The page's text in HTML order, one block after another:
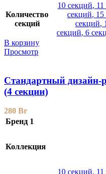
Количество
секций
10 секций,
секций, 15
секций,
секций, 6
В корзину
Просмотр
Стандартный дизайн-
(4 секции)
280 Br
Бренд 1
Коллекция
10 секций,